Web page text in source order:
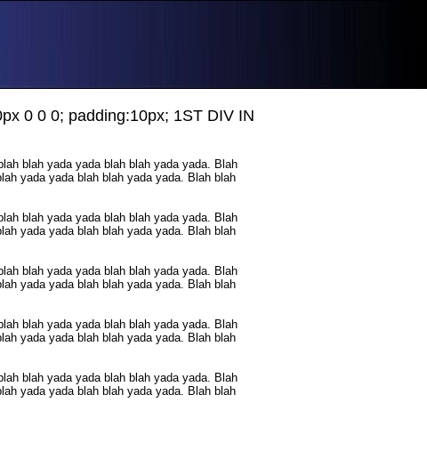
0 0 0; padding:10px; 1ST DIV IN
blah yada yada blah blah yada yada. Blah
yada yada blah blah yada yada. Blah blah
blah yada yada blah blah yada yada. Blah
yada yada blah blah yada yada. Blah blah
blah yada yada blah blah yada yada. Blah
yada yada blah blah yada yada. Blah blah
blah yada yada blah blah yada yada. Blah
yada yada blah blah yada yada. Blah blah
blah yada yada blah blah yada yada. Blah
yada yada blah blah yada yada. Blah blah